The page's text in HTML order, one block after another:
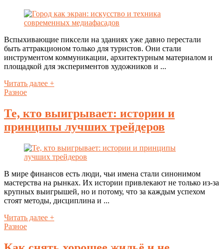
Вспыхивающие пиксели на зданиях уже давно перестали
быть аттракционом только для туристов. Они стали
инструментом коммуникации, архитектурным материалом и
площадкой для экспериментов художников и ...
Читать далее +
Разное
Те, кто выигрывает: истории и
принципы лучших трейдеров
В мире финансов есть люди, чьи имена стали синонимом
мастерства на рынках. Их истории привлекают не только из‑за
крупных выигрышей, но и потому, что за каждым успехом
стоят методы, дисциплина и ...
Читать далее +
Разное